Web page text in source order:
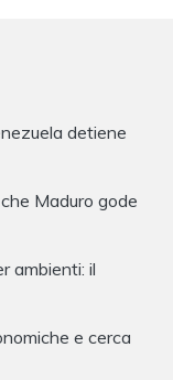
detiene
Maduro gode
ambienti: il
e cerca